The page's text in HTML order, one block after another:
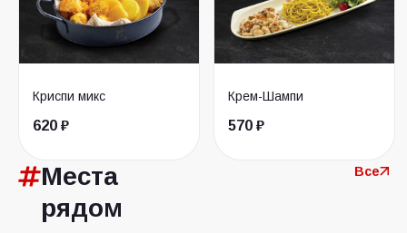
Криспи микс
620 ₽
Крем-Шампи
570 ₽
Места
рядом
Все